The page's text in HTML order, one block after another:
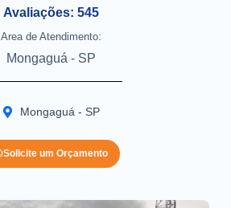
Avaliações: 545
Area de Atendimento:
Mongaguá - SP
Mongaguá - SP
Solicite um Orçamento